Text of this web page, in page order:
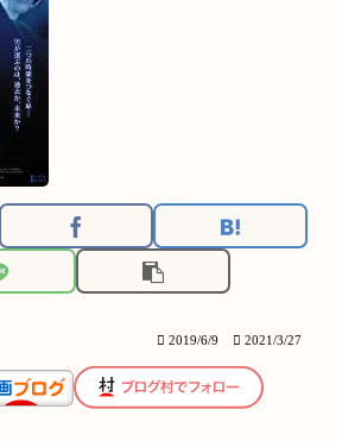
2019/6/9 2021/3/27